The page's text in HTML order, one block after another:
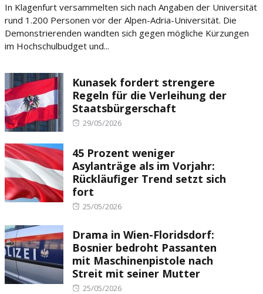
In Klagenfurt versammelten sich nach Angaben der Universität
rund 1.200 Personen vor der Alpen-Adria-Universität. Die
Demonstrierenden wandten sich gegen mögliche Kürzungen
im Hochschulbudget und...
Kunasek fordert strengere
Regeln für die Verleihung der
Staatsbürgerschaft
Posted
29/05/2026
45 Prozent weniger
Asylanträge als im Vorjahr:
Rückläufiger Trend setzt sich
fort
Posted
25/05/2026
Drama in Wien-Floridsdorf:
Bosnier bedroht Passanten
mit Maschinenpistole nach
Streit mit seiner Mutter
Posted
25/05/2026